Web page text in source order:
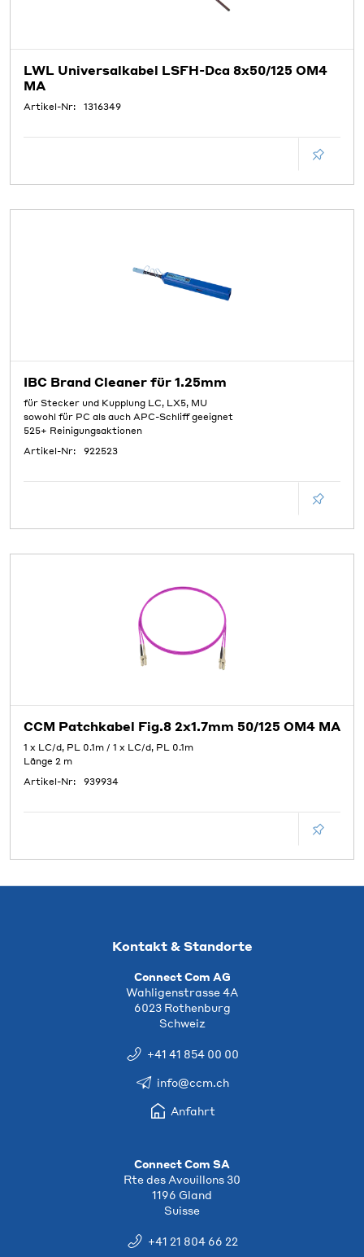
LWL Universalkabel LSFH-Dca 8x50/125 OM4
MA
Artikel-Nr: 1316349
IBC Brand Cleaner für 1.25mm
für Stecker und Kupplung LC, LX5, MU
sowohl für PC als auch APC-Schliff geeignet
525+ Reinigungsaktionen
Artikel-Nr:
922523
CCM Patchkabel Fig.8 2x1.7mm 50/125 OM4 MA
1 x LC/d, PL 0.1m / 1 x LC/d, PL 0.1m
Länge 2 m
Artikel-Nr:
939934
Kontakt & Standorte
Connect Com AG
Wahligenstrasse 4A
6023 Rothenburg
Schweiz
+41 41 854 00 00
info@ccm.ch
Anfahrt
Connect Com SA
Rte des Avouillons 30
1196 Gland
Suisse
+41 21 804 66 22